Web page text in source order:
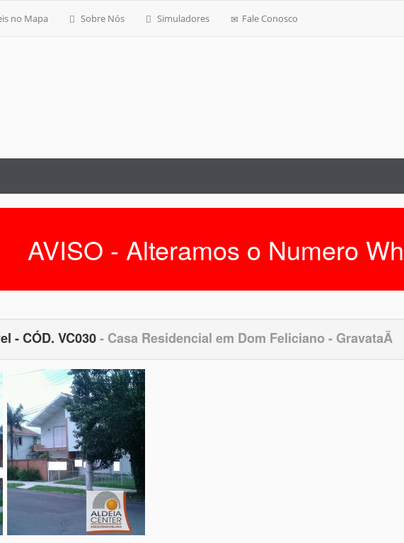
no Mapa Sobre Nós Simuladores Fale Conosco
AVISO - Alteramos o Numero
- CÓD. VC030- Casa Residencial em Dom Feliciano - GravataÃ­